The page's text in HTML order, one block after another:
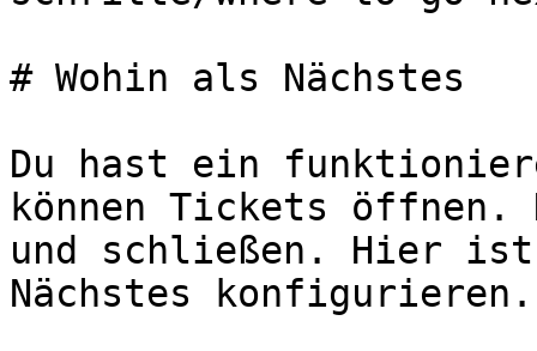
# Wohin als Nächstes
Du hast ein
können Tickets öffnen.
und schließen. Hier
Nächstes konfigurieren.